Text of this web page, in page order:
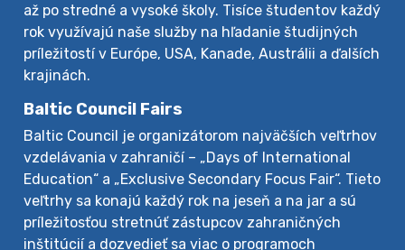
až po stredné a vysoké školy. Tisíce študentov každý
rok využívajú naše služby na hľadanie študijných
príležitostí v Európe, USA, Kanade, Austrálii a ďalších
krajinách.
Baltic Council Fairs
Baltic Council je organizátorom najväčších veľtrhov
vzdelávania v zahraničí – „Days of International
Education“ a „Exclusive Secondary Focus Fair“. Tieto
veľtrhy sa konajú každý rok na jeseň a na jar a sú
príležitosťou stretnúť zástupcov zahraničných
inštitúcií a dozvedieť sa viac o programoch